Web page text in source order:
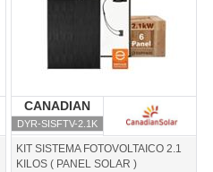
CANADIAN
SOLAR
DYR-SISFTV-2.1K
CANADIAN SOLAR
KIT SISTEMA FOTOVOLTAICO 2.1
KILOS ( PANEL SOLAR )